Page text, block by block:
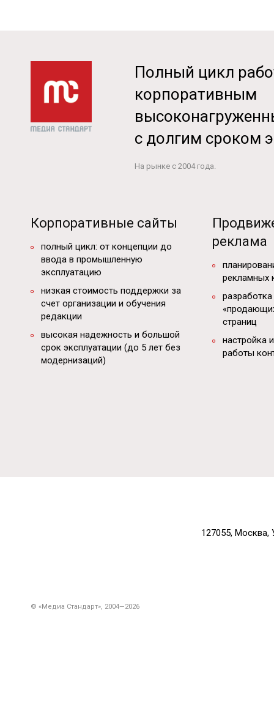
Полный цикл
корпоративным
с долгим сроком
На рынке с 2004 года.
Корпоративные сайты
полный цикл: от концепции до
ввода в промышленную
эксплуатацию
низкая стоимость поддержки за
счет организации и обучения
редакции
высокая надежность и большой
срок эксплуатации (до 5 лет без
модернизаций)
реклама
рекламных
страниц
настройка
работы
127055, Москва,
© «Медиа Стандарт», 2004—2026